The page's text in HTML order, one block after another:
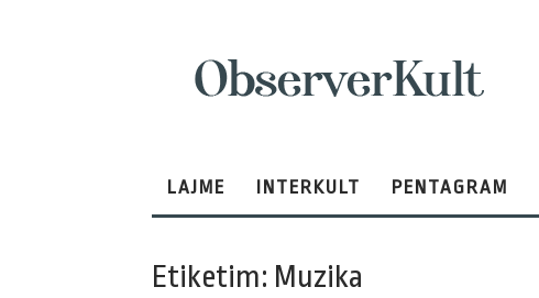
LAJME INTERKULT PENTAGRAM
Etiketim: Muzika